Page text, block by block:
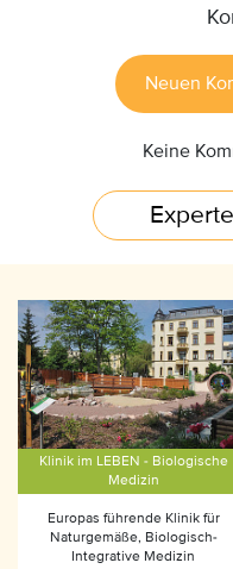
Neuen
Keine
Klinik im LEBEN - Biologische
Medizin
Europas führende Klinik für
Naturgemäße, Biologisch-
Integrative Medizin